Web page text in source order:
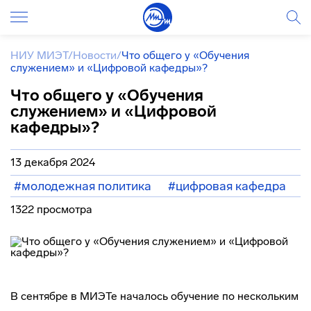
НИУ МИЭТ/Новости/Что общего у «Обучения
служением» и «Цифровой кафедры»?
Что общего у «Обучения
служением» и «Цифровой
кафедры»?
13 декабря 2024
#молодежная политика #цифровая кафедра
1322 просмотра
В сентябре в МИЭТе началось обучение по нескольким